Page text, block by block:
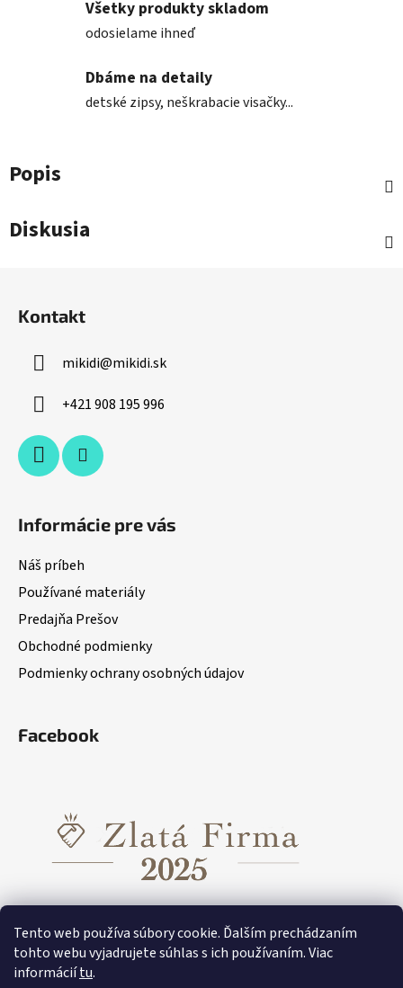
Tento web používa súbory cookie. Ďalším prechádzaním
tohto webu vyjadrujete súhlas s ich používaním. Viac
informáciítu.
Všetky produkty skladom
odosielame ihneď
Dbáme na detaily
detské zipsy, neškrabacie visačky...
Popis
Diskusia
Kontakt
mikidi@mikidi.sk
+421 908 195 996
Informácie pre vás
Náš príbeh
Používané materiály
Predajňa Prešov
Obchodné podmienky
Podmienky ochrany osobných údajov
Facebook